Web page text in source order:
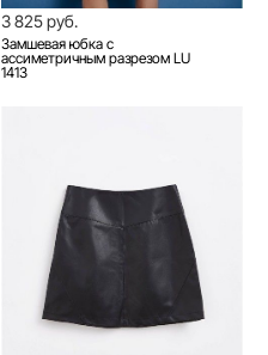
3 825 руб.
Замшевая юбка с
ассиметричным разрезом LU
1413